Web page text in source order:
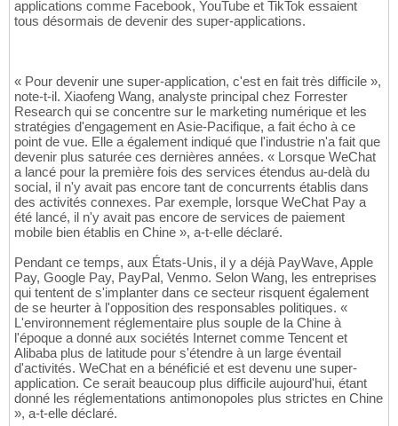
applications comme Facebook, YouTube et TikTok essaient
tous désormais de devenir des super-applications.
« Pour devenir une super-application, c'est en fait très difficile »,
note-t-il. Xiaofeng Wang, analyste principal chez Forrester
Research qui se concentre sur le marketing numérique et les
stratégies d'engagement en Asie-Pacifique, a fait écho à ce
point de vue. Elle a également indiqué que l'industrie n'a fait que
devenir plus saturée ces dernières années. « Lorsque WeChat
a lancé pour la première fois des services étendus au-delà du
social, il n'y avait pas encore tant de concurrents établis dans
des activités connexes. Par exemple, lorsque WeChat Pay a
été lancé, il n'y avait pas encore de services de paiement
mobile bien établis en Chine », a-t-elle déclaré.
Pendant ce temps, aux États-Unis, il y a déjà PayWave, Apple
Pay, Google Pay, PayPal, Venmo. Selon Wang, les entreprises
qui tentent de s'implanter dans ce secteur risquent également
de se heurter à l'opposition des responsables politiques. «
L'environnement réglementaire plus souple de la Chine à
l'époque a donné aux sociétés Internet comme Tencent et
Alibaba plus de latitude pour s'étendre à un large éventail
d'activités. WeChat en a bénéficié et est devenu une super-
application. Ce serait beaucoup plus difficile aujourd'hui, étant
donné les réglementations antimonopoles plus strictes en Chine
», a-t-elle déclaré.